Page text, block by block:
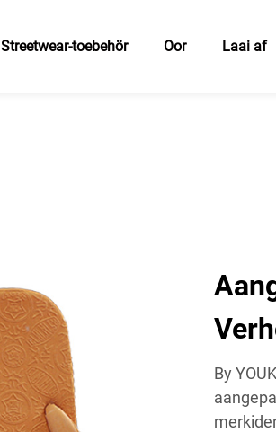
Streetwear-toebehör Oor Laai af
By